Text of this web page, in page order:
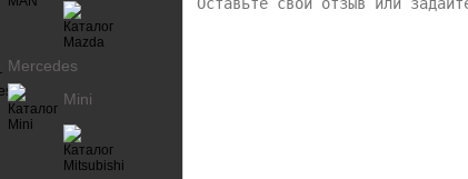
Mercedes
Mini